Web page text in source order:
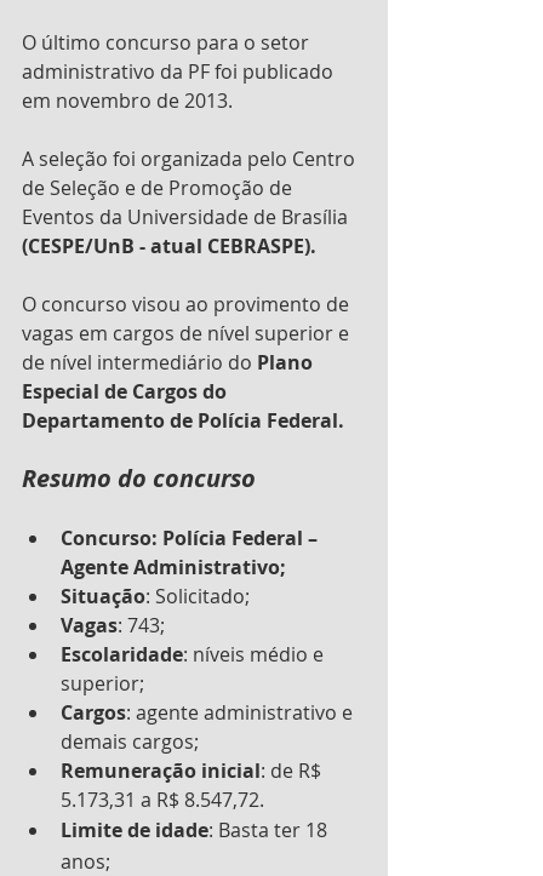
O último concurso para o setor
administrativo da PF foi publicado
em novembro de 2013.
A seleção foi organizada pelo Centro
de Seleção e de Promoção de
Eventos da Universidade de Brasília
(CESPE/UnB - atual CEBRASPE).
O concurso visou ao provimento de
vagas em cargos de nível superior e
de nível intermediário do Plano
Especial de Cargos do
Departamento de Polícia Federal.
Resumo do concurso
Concurso: Polícia Federal –
Agente Administrativo;
Situação: Solicitado;
Vagas: 743;
Escolaridade: níveis médio e
superior;
Cargos: agente administrativo e
demais cargos;
Remuneração inicial: de R$
5.173,31 a R$ 8.547,72.
Limite de idade: Basta ter 18
anos;